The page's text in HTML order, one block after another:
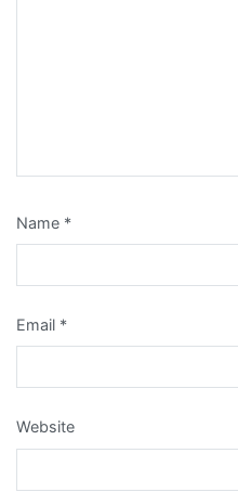
Name *
Email *
Website